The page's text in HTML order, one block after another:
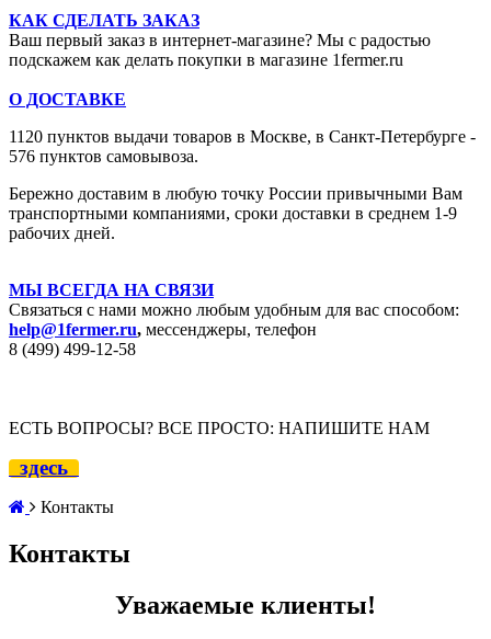
КАК СДЕЛАТЬ ЗАКАЗ
Ваш первый заказ в интернет-магазине? Мы с радостью
подскажем как делать покупки в магазине 1fermer.ru
О ДОСТАВКЕ
1120 пунктов выдачи товаров в Москве, в Санкт-Петербурге -
576 пунктов самовывоза.
Бережно доставим в любую точку России привычными Вам
транспортными компаниями, сроки доставки в среднем 1-9
рабочих дней.
МЫ ВСЕГДА НА СВЯЗИ
Связаться с нами можно любым удобным для вас способом:
help@1fermer.ru, мессенджеры, телефон
8 (499) 499-12-58
ЕСТЬ ВОПРОСЫ? ВСЕ ПРОСТО: НАПИШИТЕ НАМ
здесь
Контакты
Контакты
Уважаемые клиенты!